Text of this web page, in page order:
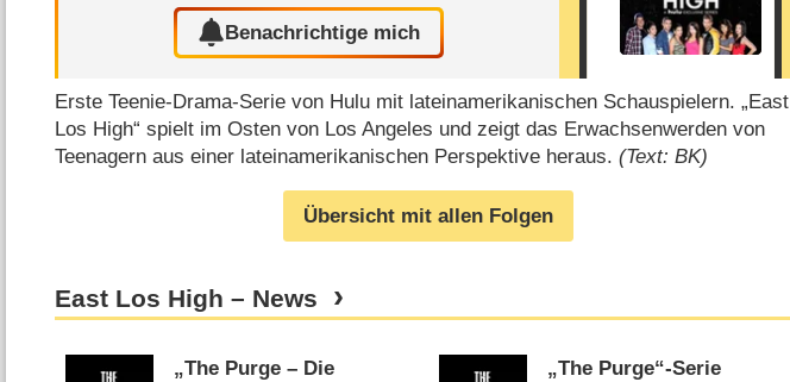
Benachrichtige mich
Erste Teenie-Drama-Serie von Hulu mit lateinamerikanischen Schauspielern. „East
Los High“ spielt im Osten von Los Angeles und zeigt das Erwachsenwerden von
Teenagern aus einer lateinamerikanischen Perspektive heraus.(Text: BK)
Übersicht mit allen Folgen
East Los High – News
„The Purge – Die
„The Purge“-Serie